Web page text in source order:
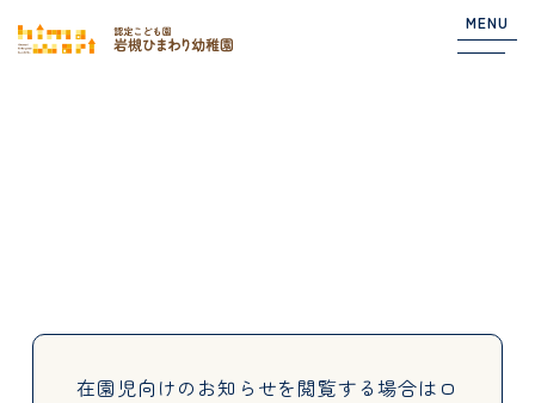
MENU
在園児向けのお知らせを閲覧する場合は ロ